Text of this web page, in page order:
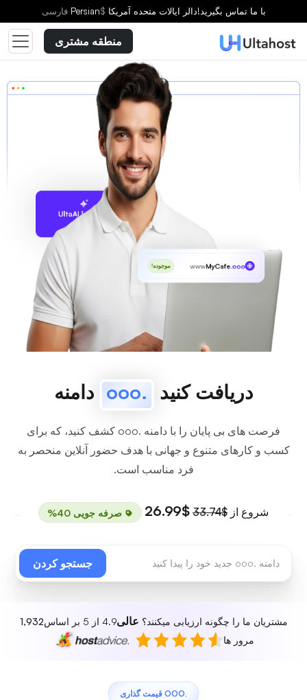
با ما تماس بگیرید!دالر ایالات متحده آمریکا $
Persian فارسى
منطقه مشتری
پیشنهاد با UltaAI
wwwMyCafe.ooo موجوده!
دریافت کنید .ooo دامنه
فرصت های بی پایان را با دامنه .ooo کشف کنید، که برای
کسب و کارهای متنوع و جهانی با هدف حضور آنلاین منحصر به
فرد مناسب است.
شروع از $33.74
$26.99 صرفه جویی 40%
جستجو کردن
مشتریان ما را چگونه ارزیابی میکنند؟ عالی4.9 از 5 بر اساس
1,932
مرور ها
.OOO قیمت گذاری